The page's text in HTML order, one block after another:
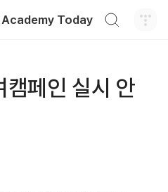
Today
캠페인 실시 안